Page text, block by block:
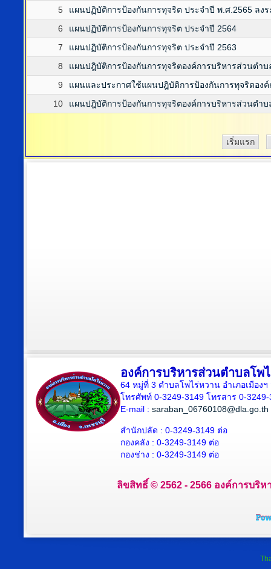
5
แผนปฏิบัติการป้องกันการทุจริต ประจำปี พ.ศ.2565 ลงร
6
แผนปฏิบัติการป้องกันการทุจริต ประจำปี 2564
7
แผนปฏิบัติการป้องกันการทุจริต ประจำปี 2563
8
แผนปฎิบัติการป้องกันการทุจริตองค์การบริหารส่วนตำ
9
แผนและประกาศใช้แผนปฎิบัติการป้องกันการทุจริตอง
10
แผนปฎิบัติการป้องกันการทุจริตองค์การบริหารส่วนตำ
เริ่มแรก
องค์การบริหารส่วนตำบลโพ
64 หมู่ที่ 3 ตำบลโพไร่หวาน อำเภอเมือง
โทรศัพท์ 0-3249-3149 โทรสาร 0-
E-mail : saraban_06760108@dla.go.th
สำนักปลัด : 0-3249-3149 ต่อ
กองคลัง : 0-3249-3149 ต่อ
กองช่าง : 0-3249-3149 ต่อ
ลิขสิทธิ์ © 2562 - 2566 องค์การบริ